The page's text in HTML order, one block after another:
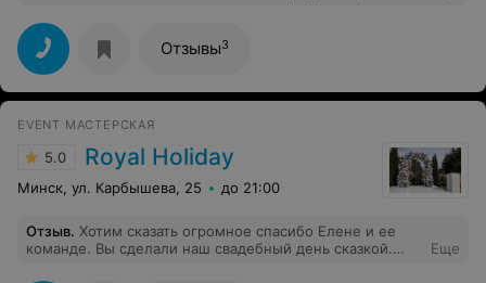
шикарен, именно такой, как я себе его представляла!
Декором остались более чем довольны. Не могу не
отметить то, насколько он свеж, выстиран и
выутюжен, не придраться. Смело буду рекомендовать
Вас друзьям и знакомым! Успехов Вам!
Отзывы3
EVENT МАСТЕРСКАЯ
5.0 Royal Holiday
Минск, ул. Карбышева, 25 до 21:00
Отзыв. Хотим сказать огромное спасибо Елене и ее
команде. Вы сделали наш свадебный день сказкой.
Еще